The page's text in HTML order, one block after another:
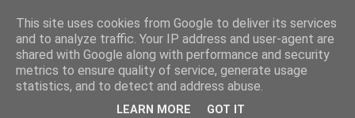
Kennel Vildnos
This site uses cookies from Google to deliver its services
and to analyze traffic. Your IP address and user-agent are
shared with Google along with performance and security
metrics to ensure quality of service, generate usage
statistics, and to detect and address abuse.
LEARN MORE GOT IT